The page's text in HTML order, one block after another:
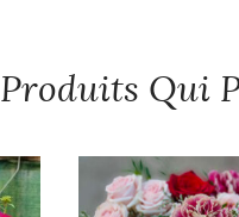
Produits Qui